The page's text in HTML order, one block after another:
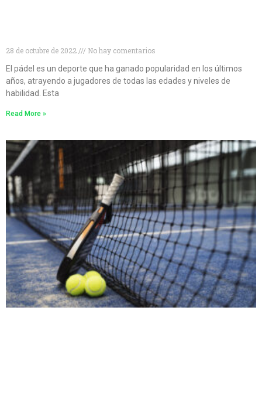
28 de octubre de 2022
No hay comentarios
El pádel es un deporte que ha ganado popularidad en los últimos
años, atrayendo a jugadores de todas las edades y niveles de
habilidad. Esta
Read More »